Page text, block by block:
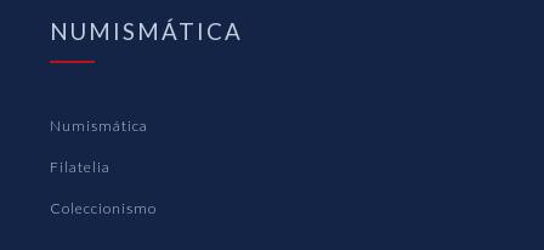
NUMISMÁTICA
Numismática
Filatelia
Coleccionismo